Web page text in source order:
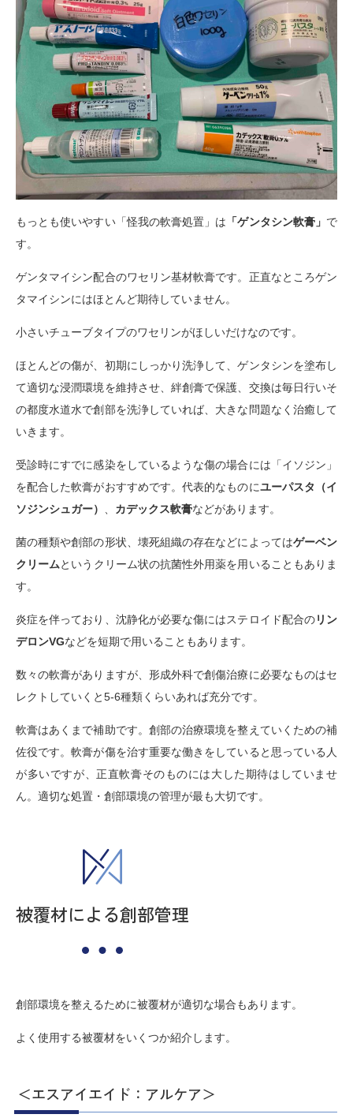
もっとも使いやすい「怪我の軟膏処置」は 「ゲンタシン軟膏」 で
す。
ゲンタマイシン配合のワセリン基材軟膏です。正直なところゲン
タマイシンにはほとんど期待していません。
小さいチューブタイプのワセリンがほしいだけなのです。
ほとんどの傷が、初期にしっかり洗浄して、ゲンタシンを塗布し
て適切な浸潤環境を維持させ、絆創膏で保護、交換は毎日行いそ
の都度水道水で創部を洗浄していれば、大きな問題なく治癒して
いきます。
受診時にすでに感染をしているような傷の場合には「イソジン」
を配合した軟膏がおすすめです。代表的なものにユーパスタ（イ
ソジンシュガー）
カデックス軟膏などがあります。
菌の種類や創部の形状、壊死組織の存在などによってはゲーベン
クリームというクリーム状の抗菌性外用薬を用いることもありま
す。
炎症を伴っており、沈静化が必要な傷にはステロイド配合のリン
デロンVGなどを短期で用いることもあります。
数々の軟膏がありますが、形成外科で創傷治療に必要なものはセ
レクトしていくと5-6種類くらいあれば充分です。
軟膏はあくまで補助です。創部の治療環境を整えていくための補
佐役です。軟膏が傷を治す重要な働きをしていると思っている人
が多いですが、正直軟膏そのものには大した期待はしていませ
ん。適切な処置・創部環境の管理が最も大切です。
被覆材による創部管理
創部環境を整えるために被覆材が適切な場合もあります。
よく使用する被覆材をいくつか紹介します。
＜エスアイエイド：アルケア＞